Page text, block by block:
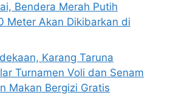
Bendera Merah Putih
Meter Akan Dikibarkan di
Karang Taruna
Turnamen Voli dan Senam
Makan Bergizi Gratis